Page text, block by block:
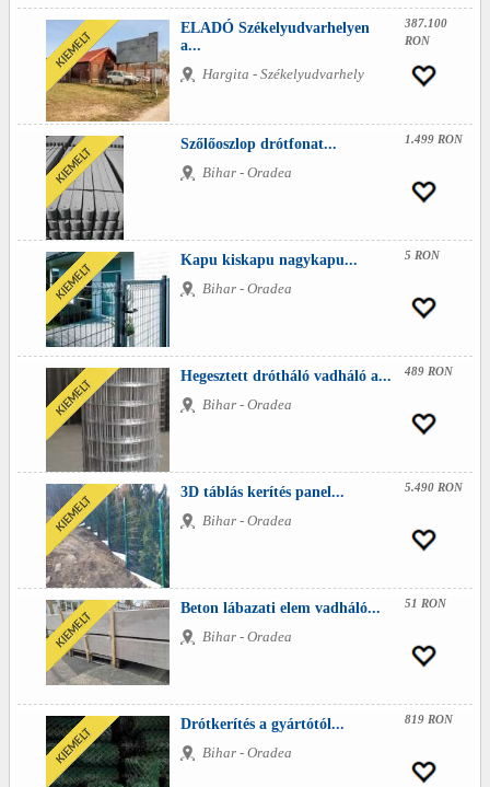
ELADÓ Székelyudvarhelyen
a...
Hargita - Székelyudvarhely
387.100
RON
Szőlőoszlop drótfonat...
Bihar - Oradea
1.499 RON
Kapu kiskapu nagykapu...
Bihar - Oradea
5 RON
Hegesztett drótháló vadháló a...
Bihar - Oradea
489 RON
3D táblás kerítés panel...
Bihar - Oradea
5.490 RON
Beton lábazati elem vadháló...
Bihar - Oradea
51 RON
Drótkerítés a gyártótól...
Bihar - Oradea
819 RON